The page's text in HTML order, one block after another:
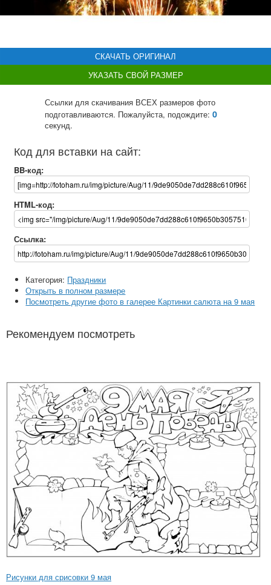
СКАЧАТЬ ОРИГИНАЛ
УКАЗАТЬ СВОЙ РАЗМЕР
Ссылки для скачивания ВСЕХ размеров фото
подготавливаются. Пожалуйста, подождите: 0
секунд.
Код для вставки на сайт:
BB-код:
HTML-код:
Ссылка:
Категория: Праздники
Открыть в полном размере
Посмотреть другие фото в галерее Картинки салюта на 9 мая
Рекомендуем посмотреть
Рисунки для срисовки 9 мая